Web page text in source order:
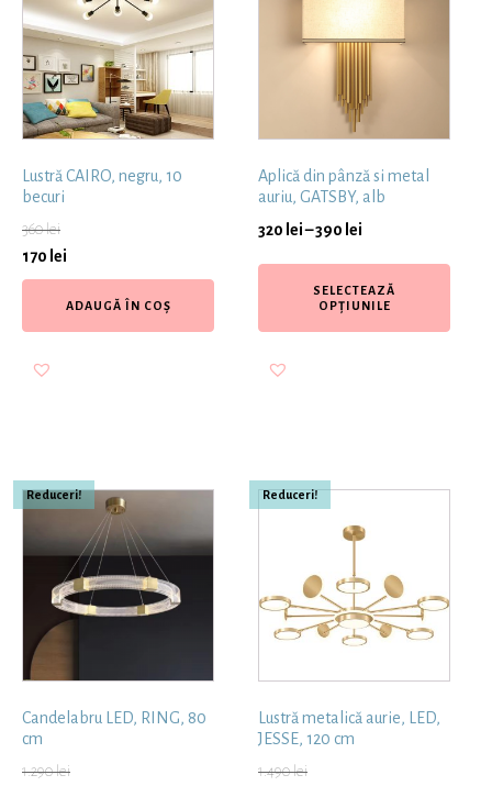
Lustră CAIRO, negru, 10
becuri
360lei
170 lei
ADAUGĂ ÎN COȘ
Aplică din pânză si metal
auriu, GATSBY, alb
320 lei–390 lei
SELECTEAZĂ
OPȚIUNILE
Reduceri!
Candelabru LED, RING, 80
cm
1.290lei
Reduceri!
Lustră metalică aurie, LED,
JESSE, 120 cm
1.490lei